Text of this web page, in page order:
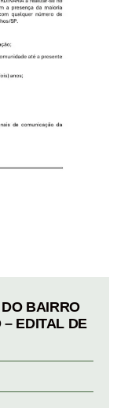
BAIRRO
– EDITAL DE